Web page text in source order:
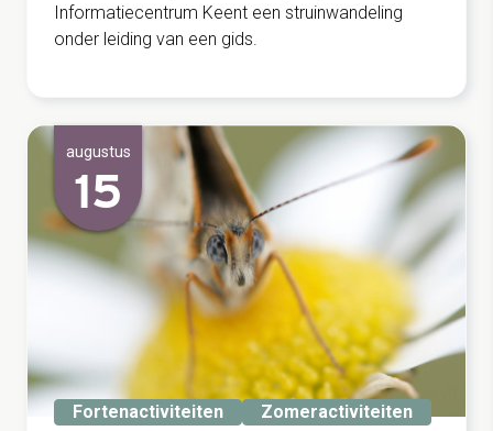
Informatiecentrum Keent een struinwandeling
onder leiding van een gids.
augustus
15
Fortenactiviteiten Zomeractiviteiten